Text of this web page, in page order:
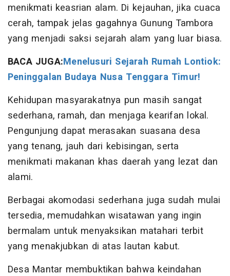
menikmati keasrian alam. Di kejauhan, jika cuaca
cerah, tampak jelas gagahnya Gunung Tambora
yang menjadi saksi sejarah alam yang luar biasa.
BACA JUGA:Menelusuri Sejarah Rumah Lontiok:
Peninggalan Budaya Nusa Tenggara Timur!
Kehidupan masyarakatnya pun masih sangat
sederhana, ramah, dan menjaga kearifan lokal.
Pengunjung dapat merasakan suasana desa
yang tenang, jauh dari kebisingan, serta
menikmati makanan khas daerah yang lezat dan
alami.
Berbagai akomodasi sederhana juga sudah mulai
tersedia, memudahkan wisatawan yang ingin
bermalam untuk menyaksikan matahari terbit
yang menakjubkan di atas lautan kabut.
Desa Mantar membuktikan bahwa keindahan